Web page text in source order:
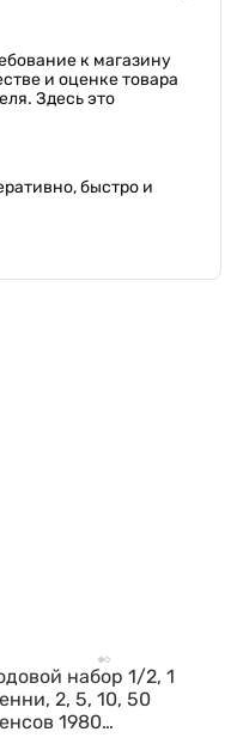
к магазину
и оценке товара
Здесь это
быстро и
набор 1/2, 1
2, 5, 10, 50
1980